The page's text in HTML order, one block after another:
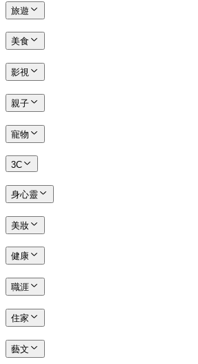
旅遊
美食
影視
親子
寵物
3C
身心靈
美妝
健康
職涯
住家
藝文